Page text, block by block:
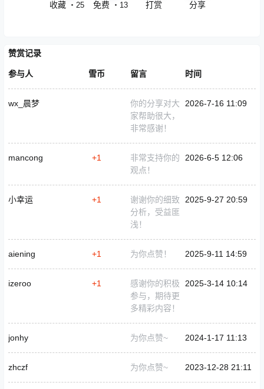
收藏 ・ 25 点赞 ・ 13 打赏 分享
赞赏记录
参与人 雪币 留言 时间
wx_晨梦
你的分享对大
家帮助很大，
非常感谢！
2026-7-16 11:09
mancong +1
非常支持你的
观点！
2026-6-5 12:06
小幸运 +1
谢谢你的细致
分析，受益匪
浅！
2025-9-27 20:59
aiening +1 为你点赞！ 2025-9-11 14:59
izeroo +1
感谢你的积极
参与，期待更
多精彩内容！
2025-3-14 10:14
jonhy 为你点赞~ 2024-1-17 11:13
zhczf 为你点赞~ 2023-12-28 21:11